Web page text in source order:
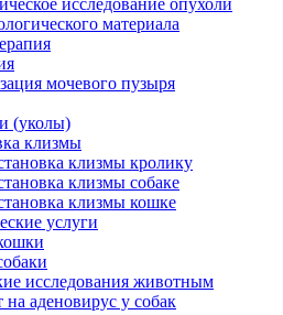
исследование опухоли
материала
мочевого пузыря
(уколы)
клизмы
клизмы кролику
клизмы собаке
клизмы кошке
услуги
исследования животным
аденовирус у собак